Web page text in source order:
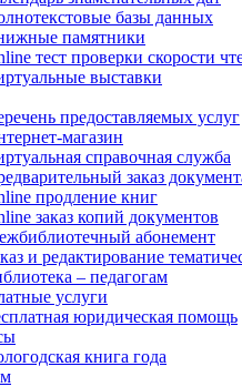
базы данных
памятники
тест проверки скорости
выставки
предоставляемых услуг
магазин
справочная служба
заказ
продление книг
заказ копий документов
абонемент
и редактирование
– педагогам
услуги
юридическая помощь
книга года